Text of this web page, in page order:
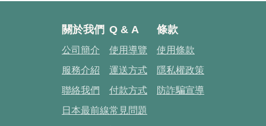
關於我們
公司簡介
服務介紹
聯絡我們
日本最前線
Q & A
使用導覽
運送方式
付款方式
常見問題
條款
使用條款
隱私權政策
防詐騙宣導